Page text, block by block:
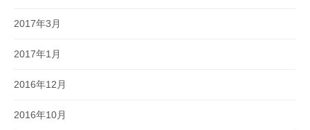
2017年3月
2017年1月
2016年12月
2016年10月